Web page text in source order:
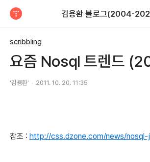
김용환 블로그(2004-
scribbling
요즘 Nosql 트렌드
'김용환' 2011. 10. 20. 11:35
참조 : http://css.dzone.com/news/